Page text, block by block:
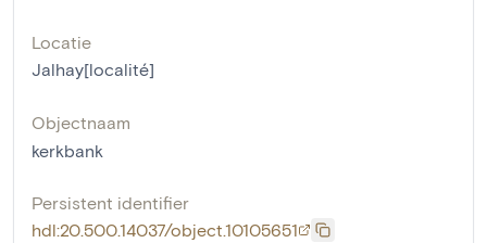
Locatie
Jalhay[localité]
Objectnaam
kerkbank
Persistent identifier
hdl:20.500.14037/object.10105651